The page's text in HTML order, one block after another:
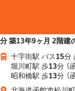
築13年9ヶ月 2階建
十字街駅 バス15分
堀川町駅 歩13分 （
昭和橋駅 歩13分 （